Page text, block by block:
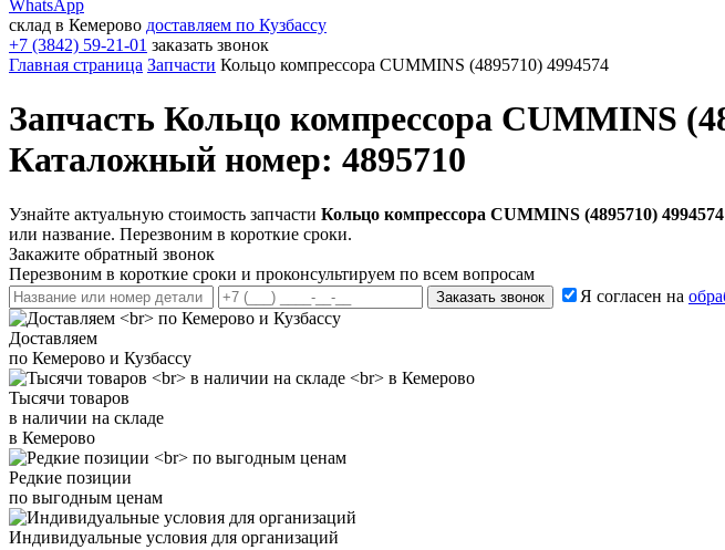
WhatsApp
склад в Кемерово доставляем по Кузбассу
+7 (3842) 59-21-01 заказать звонок
Главная страница Запчасти Кольцо компрессора CUMMINS (4895710) 4994574
Запчасть Кольцо компрессора CUMMINS
Каталожный номер: 4895710
Узнайте актуальную стоимость запчасти Кольцо компрессора CUMMINS (4895710) 4994574
или название. Перезвоним в короткие сроки.
Закажите обратный звонок
Перезвоним в короткие сроки и проконсультируем по всем вопросам
Заказать звонок Я согласен на
Доставляем
по Кемерово и Кузбассу
Тысячи товаров
в наличии на складе
в Кемерово
Редкие позиции
по выгодным ценам
Индивидуальные условия для организаций